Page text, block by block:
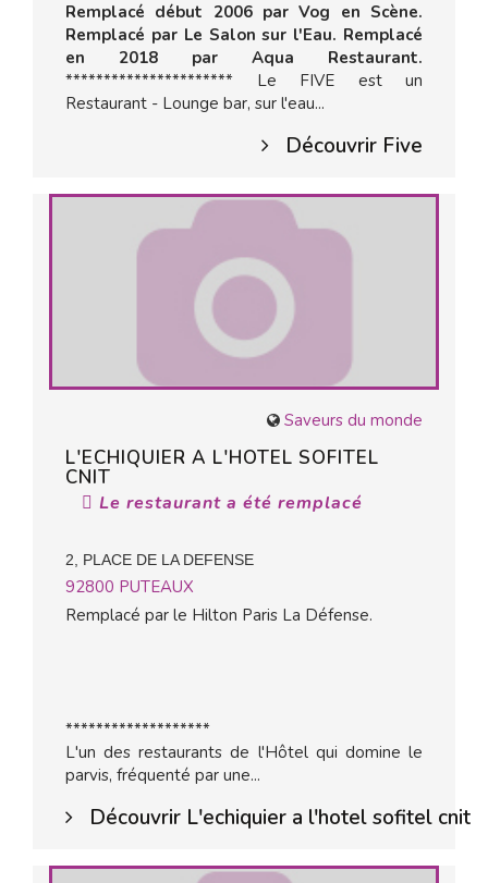
Remplacé début 2006 par Vog en Scène.
Remplacé par Le Salon sur l'Eau. Remplacé
en 2018 par Aqua Restaurant.
********************** Le FIVE est un
Restaurant - Lounge bar, sur l'eau...
Découvrir Five
Saveurs du monde
L'ECHIQUIER A L'HOTEL SOFITEL
CNIT
Le restaurant a été remplacé
2, PLACE DE LA DEFENSE
92800 PUTEAUX
Remplacé par le Hilton Paris La Défense.
*******************
L'un des restaurants de l'Hôtel qui domine le
parvis, fréquenté par une...
Découvrir L'echiquier a l'hotel sofitel cnit